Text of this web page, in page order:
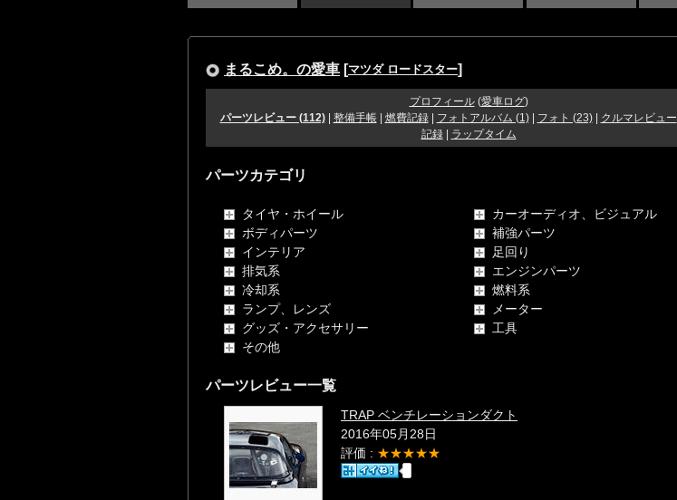
まるこめ。の愛車 [マツダ ロードスター]
プロフィール(愛車ログ)
パーツレビュー (112)| 整備手帳| 燃費記録| フォトアルバム (1)| フォト (23)| クルマレビュー
記録| ラップタイム
パーツカテゴリ
タイヤ・ホイール
ボディパーツ
インテリア
排気系
冷却系
ランプ、レンズ
グッズ・アクセサリー
その他
カーオーディオ、ビジュアル
補強パーツ
足回り
エンジンパーツ
燃料系
メーター
工具
パーツレビュー一覧
TRAP ベンチレーションダクト
2016年05月28日
評価 : ★★★★★